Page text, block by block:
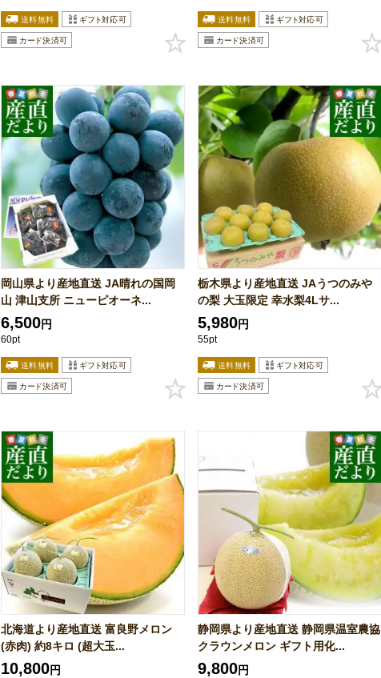
岡山県より産地直送 JA晴れの国岡
山 津山支所 ニューピオーネ...
6,500円
60pt
栃木県より産地直送 JAうつのみや
の梨 大玉限定 幸水梨4Lサ...
5,980円
55pt
北海道より産地直送 富良野メロン
(赤肉) 約8キロ (超大玉...
10,800円
静岡県より産地直送 静岡県温室農協
クラウンメロン ギフト用化...
9,800円